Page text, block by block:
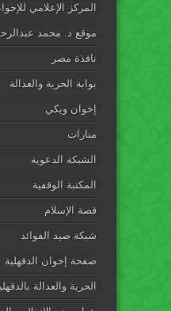
المركز الإعلامي
موقع د. محمد
نافذة مصر
بوابة الحرية والعدالة
إخوان ويكي
منارات
الشبكة الدعوية
المكتبة الوقفية
قصة الإسلام
شبكة صيد الفوائد
صفحة إخوان الدقهلية
الحرية والعدالة